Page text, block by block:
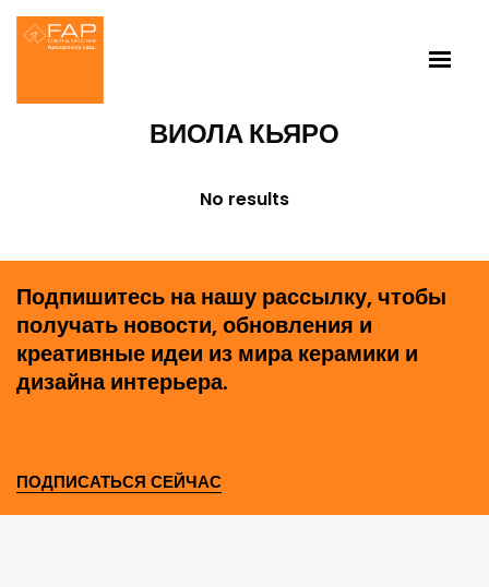
ВИОЛА КЬЯРО
No results
Подпишитесь на нашу рассылку, чтобы
получать новости, обновления и
креативные идеи из мира керамики и
дизайна интерьера.
ПОДПИСАТЬСЯ СЕЙЧАС